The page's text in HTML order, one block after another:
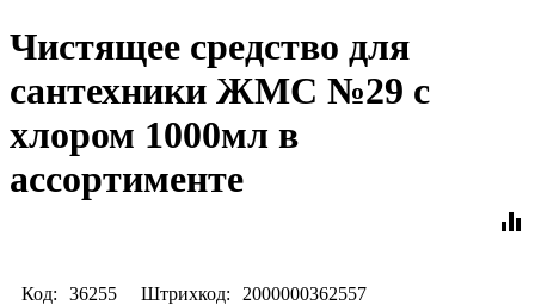
Чистящее средство для
сантехники ЖМС №29 с
хлором 1000мл в
ассортименте
equalizer
Код: 36255 Штрихкод:
2000000362557